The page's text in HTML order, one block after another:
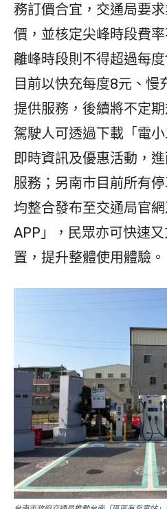
務訂價合宜，交通局要
價，並核定尖峰時段費
離峰時段則不得超過每
目前以快充每度8元、慢
提供服務，後續將不定
駕駛人可透過下載「電
即時資訊及優惠活動，
服務；另南市目前所有
均整合發布至交通局官
APP」，民眾亦可快速
置，提升整體使用體驗。